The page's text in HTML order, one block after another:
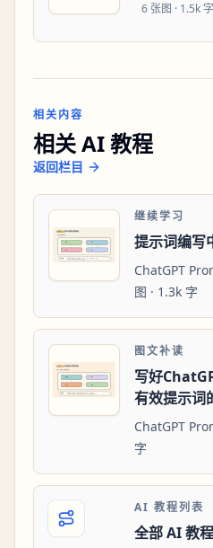
6 张图 · 1.5k 字
相关内容
相关 AI 教程
返回栏目
继续学习
提示词编写
ChatGPT
图 · 1.3k 字
图文补读
写好
有效提示词
ChatGPT
字
AI 教程列表
全部 AI 教